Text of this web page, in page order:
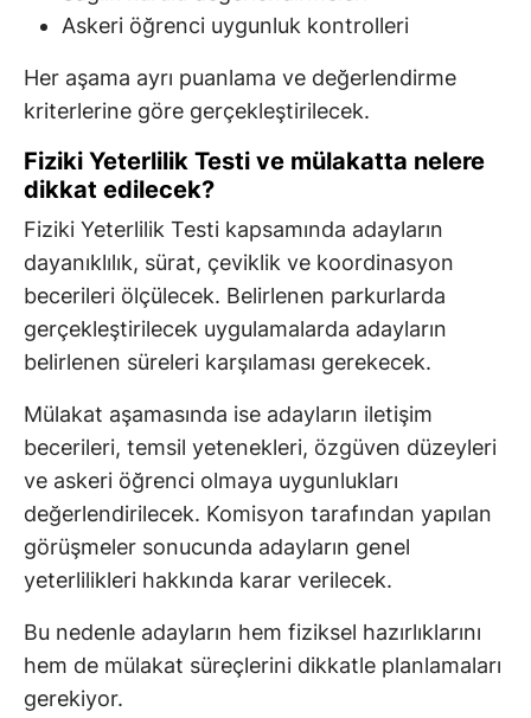
Askeri öğrenci uygunluk kontrolleri
Her aşama ayrı puanlama ve değerlendirme
kriterlerine göre gerçekleştirilecek.
Fiziki Yeterlilik Testi ve mülakatta nelere
dikkat edilecek?
Fiziki Yeterlilik Testi kapsamında adayların
dayanıklılık, sürat, çeviklik ve koordinasyon
becerileri ölçülecek. Belirlenen parkurlarda
gerçekleştirilecek uygulamalarda adayların
belirlenen süreleri karşılaması gerekecek.
Mülakat aşamasında ise adayların iletişim
becerileri, temsil yetenekleri, özgüven düzeyleri
ve askeri öğrenci olmaya uygunlukları
değerlendirilecek. Komisyon tarafından yapılan
görüşmeler sonucunda adayların genel
yeterlilikleri hakkında karar verilecek.
Bu nedenle adayların hem fiziksel hazırlıklarını
hem de mülakat süreçlerini dikkatle planlamaları
gerekiyor.